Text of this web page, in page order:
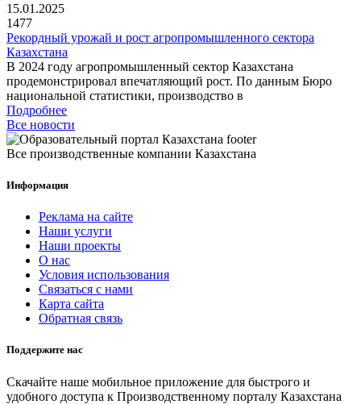
15.01.2025
1477
Рекордный урожай и рост агропромышленного сектора
Казахстана
В 2024 году агропромышленный сектор Казахстана
продемонстрировал впечатляющий рост. По данным Бюро
национальной статистики, производство в
Подробнее
Все новости
Все производственные компании Казахстана
Информация
Реклама на сайте
Наши услуги
Наши проекты
О нас
Условия использования
Связаться с нами
Карта сайта
Обратная связь
Поддержите нас
Скачайте наше мобильное приложение для быстрого и
удобного доступа к Производственному порталу Казахстана